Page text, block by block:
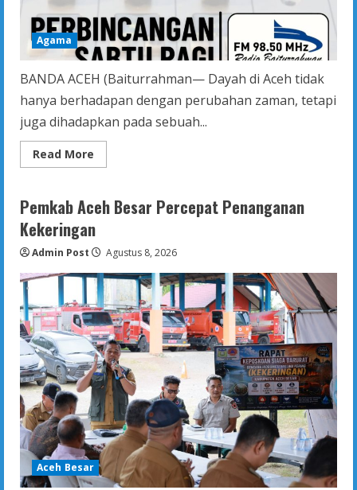
Agama
BANDA ACEH (Baiturrahman— Dayah di Aceh tidak
hanya berhadapan dengan perubahan zaman, tetapi
juga dihadapkan pada sebuah...
Read More
more
di
Persimpangan
Menjaga
Menjemput
Pemkab Aceh Besar Percepat Penanganan
Kekeringan
Admin Post Agustus 8, 2026
Aceh Besar